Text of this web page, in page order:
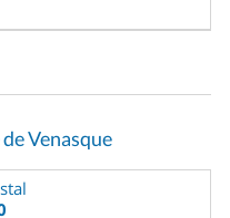
Venasque